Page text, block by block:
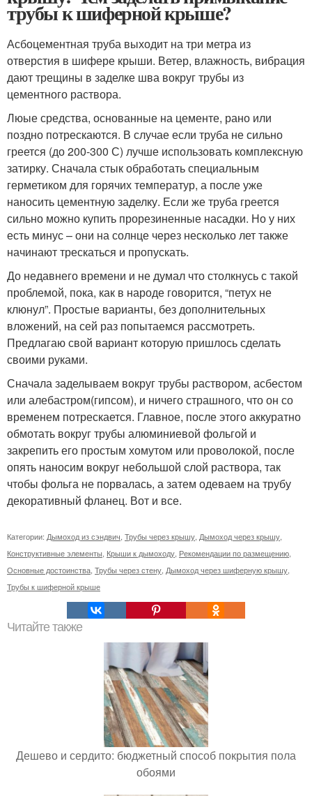
трубы к шиферной крыше?
Асбоцементная труба выходит на три метра из
отверстия в шифере крыши. Ветер, влажность, вибрация
дают трещины в заделке шва вокруг трубы из
цементного раствора.
Люые средства, основанные на цементе, рано или
поздно потрескаются. В случае если труба не сильно
греется (до 200-300 С) лучше использовать комплексную
затирку. Сначала стык обработать специальным
герметиком для горячих температур, а после уже
наносить цементную заделку. Если же труба греется
сильно можно купить прорезиненные насадки. Но у них
есть минус – они на солнце через несколько лет также
начинают трескаться и пропускать.
До недавнего времени и не думал что столкнусь с такой
проблемой, пока, как в народе говорится, “петух не
клюнул”. Простые варианты, без дополнительных
вложений, на сей раз попытаемся рассмотреть.
Предлагаю свой вариант которую пришлось сделать
своими руками.
Сначала заделываем вокруг трубы раствором, асбестом
или алебастром(гипсом), и ничего страшного, что он со
временем потрескается. Главное, после этого аккуратно
обмотать вокруг трубы алюминиевой фольгой и
закрепить его простым хомутом или проволокой, после
опять наносим вокруг небольшой слой раствора, так
чтобы фольга не порвалась, а затем одеваем на трубу
декоративный фланец. Вот и все.
Категории: Дымоход из сэндвич Трубы через крышу Дымоход через крышу
Конструктивные элементы Крыши к дымоходу Рекомендации по размещению
Основные достоинства Трубы через стену Дымоход через шиферную крышу
Трубы к шиферной крыше
Читайте также
Дешево и сердито: бюджетный способ покрытия пола
обоями